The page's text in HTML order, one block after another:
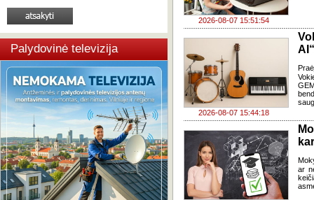
Palydovinė televizija
2026-08-07 15:51:54
2026-08-07 15:44:18
ar